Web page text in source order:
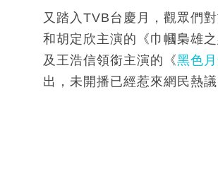
又踏入TVB台慶月，觀眾們
和胡定欣主演的《巾幗梟雄
及王浩信領銜主演的《黑色
出，未開播已經惹來網民熱議